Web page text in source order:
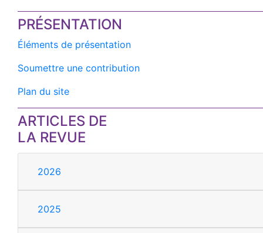
PRÉSENTATION
Éléments de présentation
Soumettre une contribution
Plan du site
ARTICLES DE
LA REVUE
2026
2025